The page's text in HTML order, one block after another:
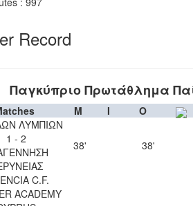
Record
Παγκύπριο Πρωτάθλημα
M I
O
ΛΥΜΠΙΩΝ
1 - 2
38' 38'
C.F.
ACADEMY